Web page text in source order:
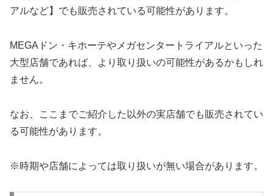
アルなど】でも販売されている可能性があります。
MEGAドン・キホーテやメガセンタートライアルといった
大型店舗であれば、より取り扱いの可能性があるかもしれ
ません。
なお、ここまでご紹介した以外の実店舗でも販売されてい
る可能性があります。
※時期や店舗によっては取り扱いが無い場合があります。